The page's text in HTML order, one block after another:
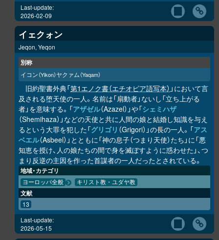
Last-update:
2026-02-09
イェクォン
Jeqon, Yeqon
別称
イコン（Yikon）ヤクァム（Yaqam）
旧約聖書外典「第1エノク書（エチオピア語写本） 」において言
及される堕天使の一人。名前は「扇動者」ないし「立ち上がる
者」を意味する。「アザゼル（Azazel）」や「シェミハザ
（Shemihaza）」などの天使と共に人間の娘と結婚し知識を与え
るという大罪を犯した「グリゴリ （Grigori）」の長の一人。「アス
ベエル（Asbeel）」とともに「神の息子（つまり天使）たち」に「悪
知恵を授け、人の娘たちの間で身を滅ぼすように惑わせた」、つ
まり反逆の主因を作った首謀者の一人だったとされている。
地域・カテゴリ
ヨーロッパ全般 キリスト教・ユダヤ教
文献
13
Last-update:
2026-05-15